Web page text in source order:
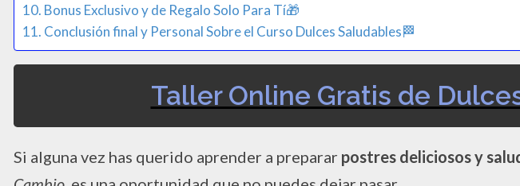
Bonus Exclusivo y de Regalo Solo Para Tí🎁
Conclusión final y Personal Sobre el Curso Dulces Saludables​🏁
Taller Online Gratis de
Si alguna vez has querido aprender a preparar postres deliciosos y